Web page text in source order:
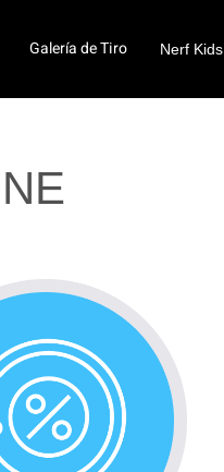
Galería de Tiro Nerf Kids